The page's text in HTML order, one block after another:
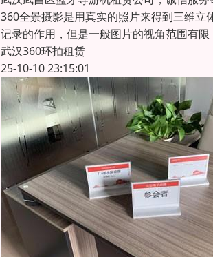
360全景摄影是用真实的照片来得到三维
记录的作用，但是一般图片的视角范围有
武汉360环拍租赁
25-10-10 23:15:01